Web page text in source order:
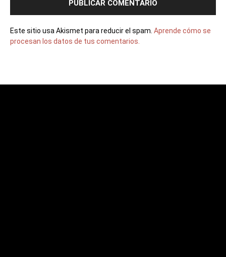
Este sitio usa Akismet para reducir el spam. Aprende cómo se
procesan los datos de tus comentarios.